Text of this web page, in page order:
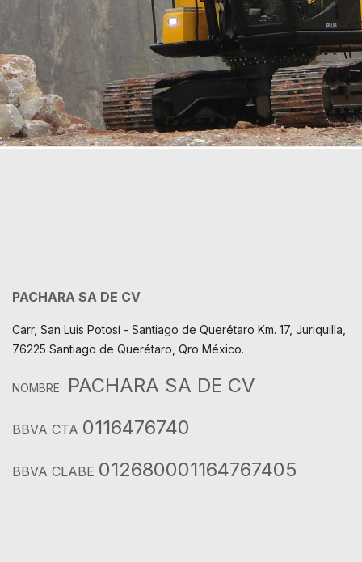
PACHARA SA DE CV
Carr, San Luis Potosí - Santiago de Querétaro Km. 17, Juriquilla,
76225 Santiago de Querétaro, Qro México.
NOMBRE: PACHARA SA DE CV
BBVA CTA 0116476740
BBVA CLABE 012680001164767405